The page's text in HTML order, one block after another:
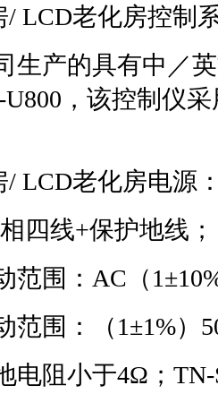
/ LCD老化房控制
生产的具有中／
，该控制仪
/ LCD老化房电源
四线+保护地线；
范围：AC（
范围：（1±1%）
电阻小于4Ω；